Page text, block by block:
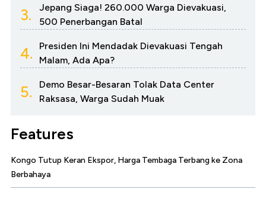
3.
Jepang Siaga! 260.000 Warga Dievakuasi,
500 Penerbangan Batal
4.
Presiden Ini Mendadak Dievakuasi Tengah
Malam, Ada Apa?
5.
Demo Besar-Besaran Tolak Data Center
Raksasa, Warga Sudah Muak
Features
Kongo Tutup Keran Ekspor, Harga Tembaga Terbang ke Zona
Berbahaya